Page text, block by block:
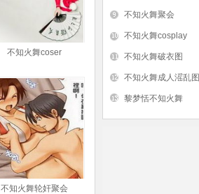
不知火舞coser
不知火舞轮奸聚会
不知火舞聚会
不知火舞cosplay
不知火舞破衣图
不知火舞成人滛乱图
黎梦恬不知火舞